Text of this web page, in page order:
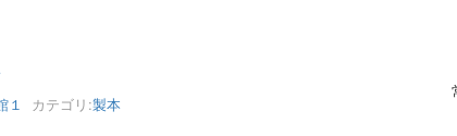
１ カテゴリ:製本